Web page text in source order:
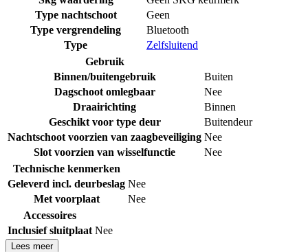
Type nachtschoot
Geen
Type vergrendeling
Bluetooth
Type
Zelfsluitend
Gebruik
Binnen/buitengebruik
Buiten
Dagschoot omlegbaar
Nee
Draairichting
Binnen
Geschikt voor type deur
Buitendeur
Nachtschoot voorzien van zaagbeveiliging Nee
Slot voorzien van wisselfunctie
Nee
Technische kenmerken
Geleverd incl. deurbeslag Nee
Met voorplaat
Nee
Accessoires
Inclusief sluitplaat Nee
Lees meer